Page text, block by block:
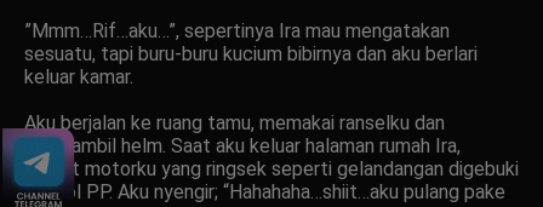
”Mmm…Rif…aku…”, sepertinya Ira mau mengatakan
sesuatu, tapi buru-buru kucium bibirnya dan aku berlari
keluar kamar.
Aku berjalan ke ruang tamu, memakai ranselku dan
mengambil helm. Saat aku keluar halaman rumah Ira,
kulihat motorku yang ringsek seperti gelandangan digebuki
Satpol PP. Aku nyengir; “Hahahaha…shiit…aku pulang pake